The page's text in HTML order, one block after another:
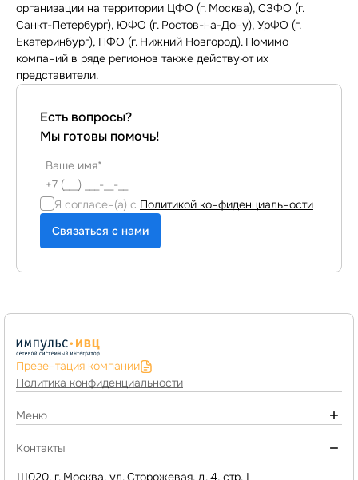
организации на территории ЦФО (г. Москва), СЗФО (г.
Санкт-Петербург), ЮФО (г. Ростов-на-Дону), УрФО (г.
Екатеринбург), ПФО (г. Нижний Новгород). Помимо
компаний в ряде регионов также действуют их
представители.
Есть вопросы?
Мы готовы помочь!
Я согласен(а) с Политикой конфиденциальности
Связаться с нами
Презентация компании
Политика конфиденциальности
Меню
О компании
Контакты
111020, г. Москва, ул. Сторожевая, д. 4, стр. 1